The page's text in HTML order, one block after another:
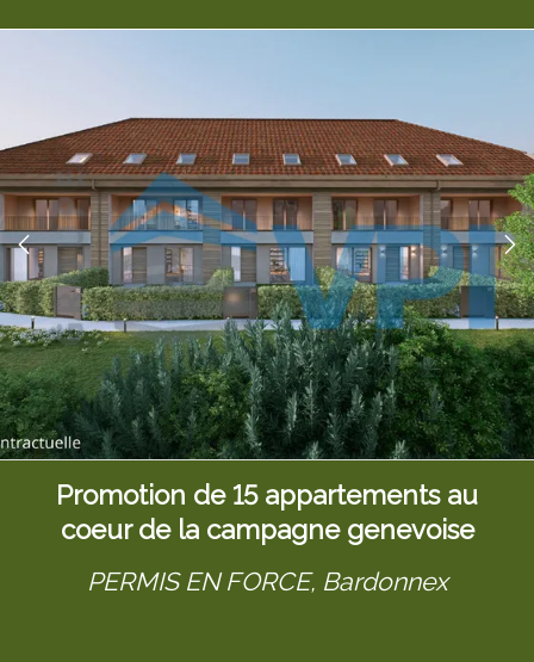
Promotion de 15 appartements au
coeur de la campagne genevoise
PERMIS EN FORCE, Bardonnex